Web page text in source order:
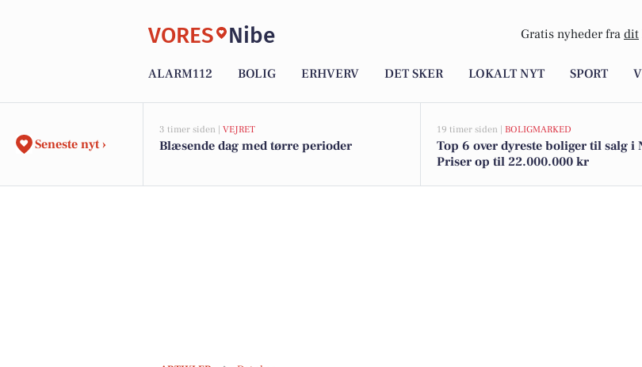
VORES Nibe Gratis nyheder fra dit
ALARM112 BOLIG ERHVERV DET SKER LOKALT NYT SPORT
Seneste nyt ›
3 timer siden | VEJRET
Blæsende dag med tørre perioder
19 timer siden | BOLIGMARKED
Top 6 over dyreste boliger til salg i
Priser op til 22.000.000 kr